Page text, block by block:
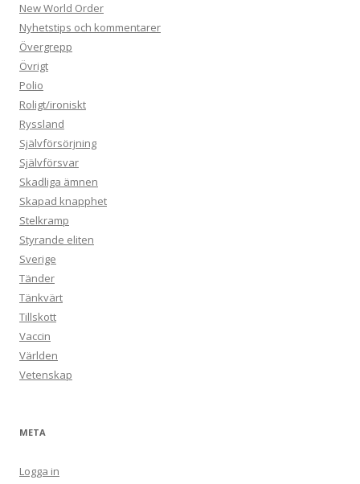
New World Order
Nyhetstips och kommentarer
Övergrepp
Övrigt
Polio
Roligt/ironiskt
Ryssland
Självförsörjning
Självförsvar
Skadliga ämnen
Skapad knapphet
Stelkramp
Styrande eliten
Sverige
Tänder
Tänkvärt
Tillskott
Vaccin
Världen
Vetenskap
META
Logga in